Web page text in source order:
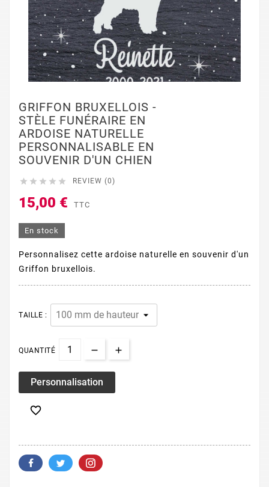
GRIFFON BRUXELLOIS -
STÈLE FUNÉRAIRE EN
ARDOISE NATURELLE
PERSONNALISABLE EN
SOUVENIR D'UN CHIEN
     REVIEW (0)
15,00 € TTC
En stock
Personnalisez cette ardoise naturelle en souvenir d'un
Griffon bruxellois.
TAILLE :
QUANTITÉ
Personnalisation
